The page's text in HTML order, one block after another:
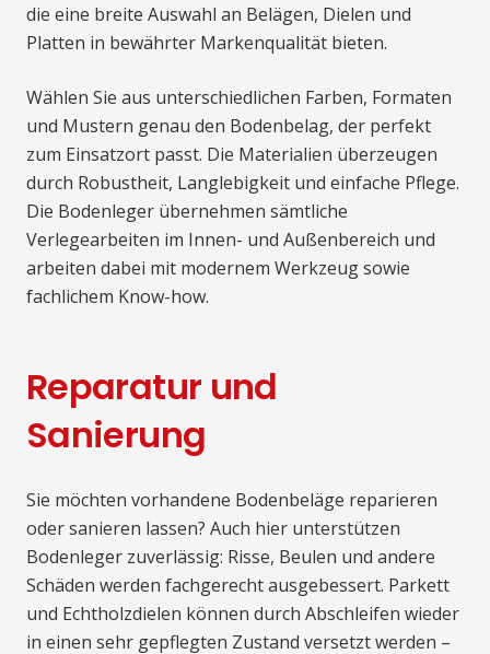
die eine breite Auswahl an Belägen, Dielen und
Platten in bewährter Markenqualität bieten.
Wählen Sie aus unterschiedlichen Farben, Formaten
und Mustern genau den Bodenbelag, der perfekt
zum Einsatzort passt. Die Materialien überzeugen
durch Robustheit, Langlebigkeit und einfache Pflege.
Die Bodenleger übernehmen sämtliche
Verlegearbeiten im Innen- und Außenbereich und
arbeiten dabei mit modernem Werkzeug sowie
fachlichem Know-how.
Reparatur und
Sanierung
Sie möchten vorhandene Bodenbeläge reparieren
oder sanieren lassen? Auch hier unterstützen
Bodenleger zuverlässig: Risse, Beulen und andere
Schäden werden fachgerecht ausgebessert. Parkett
und Echtholzdielen können durch Abschleifen wieder
in einen sehr gepflegten Zustand versetzt werden –